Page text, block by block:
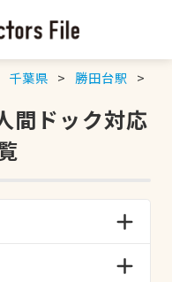
千葉県 勝田台駅
間ドック対応